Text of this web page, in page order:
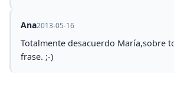
Ana2013-05-16
Totalmente desacuerdo María,sobre
frase. ;-)